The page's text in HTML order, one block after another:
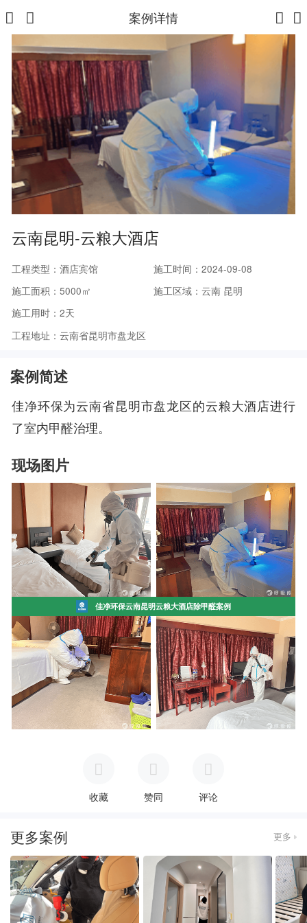
案例详情
云南昆明-云粮大酒店
工程类型：酒店宾馆
施工时间：2024-09-08
施工面积：5000㎡
施工区域：云南 昆明
施工用时：2天
工程地址：云南省昆明市盘龙区
案例简述
佳净环保为云南省昆明市盘龙区的云粮大酒店进行
了室内甲醛治理。
现场图片
佳净环保云南昆明云粮大酒店除甲醛案例
收藏 赞同 评论
更多案例 更多